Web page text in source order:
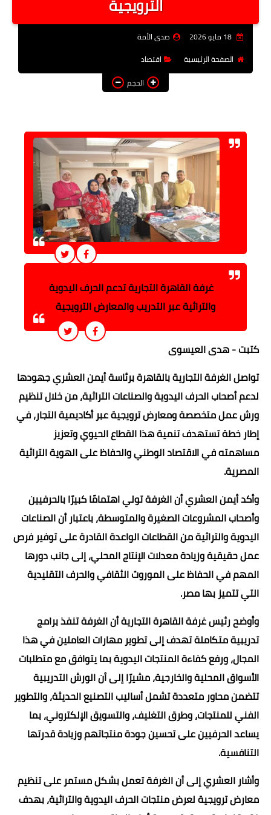
فن وثقافة
توك شو
المزيد
الترويجية
18 مايو 2026
صدى الأمة
الصفحة الرئيسية
اقتصاد
الحجم
غرفة القاهرة التجارية تدعم الحرف اليدوية
والتراثية عبر التدريب والمعارض الترويجية
كتبت - هدى العيسوى
تواصل الغرفة التجارية بالقاهرة برئاسة أيمن العشري جهودها
لدعم أصحاب الحرف اليدوية والصناعات التراثية، من خلال تنظيم
ورش عمل متخصصة ومعارض ترويجية عبر أكاديمية التجار، في
إطار خطة تستهدف تنمية هذا القطاع الحيوي وتعزيز
مساهمته في الاقتصاد الوطني والحفاظ على الهوية التراثية
المصرية.
وأكد أيمن العشري أن الغرفة تولي اهتمامًا كبيرًا بالحرفيين
وأصحاب المشروعات الصغيرة والمتوسطة، باعتبار أن الصناعات
اليدوية والتراثية من القطاعات الواعدة القادرة على توفير فرص
عمل حقيقية وزيادة معدلات الإنتاج المحلي، إلى جانب دورها
المهم في الحفاظ على الموروث الثقافي والحرف التقليدية
التي تتميز بها مصر.
وأوضح رئيس غرفة القاهرة التجارية أن الغرفة تنفذ برامج
تدريبية متكاملة تهدف إلى تطوير مهارات العاملين في هذا
المجال، ورفع كفاءة المنتجات اليدوية بما يتوافق مع متطلبات
الأسواق المحلية والخارجية، مشيرًا إلى أن الورش التدريبية
تتضمن محاور متعددة تشمل أساليب التصنيع الحديثة، والتطوير
الفني للمنتجات، وطرق التغليف، والتسويق الإلكتروني، بما
يساعد الحرفيين على تحسين جودة منتجاتهم وزيادة قدرتها
التنافسية.
وأشار العشري إلى أن الغرفة تعمل بشكل مستمر على تنظيم
معارض ترويجية لعرض منتجات الحرف اليدوية والتراثية، بهدف